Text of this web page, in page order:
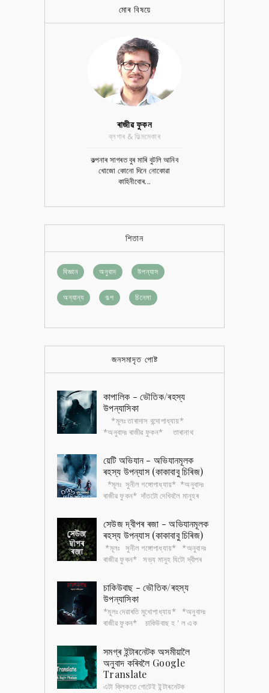
মোৰ বিষয়ে
ৰাজীৱ ফুকন
ব্লগাৰ & ফিল্মমেকাৰ
কল্পনাৰ সাগৰত বুৰ মাৰি বুটলি আনিব
খোজো কোনো দিনে নোকোৱা
কাহিনীবোৰ...
শিতান
বিজ্ঞান অনুবাদ উপন্যাস
অন্যান্য গল্প চিনেমা
জনসমাদৃত পোষ্ট
কাপালিক - ভৌতিক/ৰহস্য
উপন্যাসিকা
*মূলঃ তাৰাদাস বন্দোপাধ্যায়*
*অনুবাদঃ ৰাজীৱ ফুকন* তাৰানাথ
চৰিত্ৰ। এই চৰিত্ৰটোৰ ওপৰত এখন ভৌতিক...
য়েটি অভিযান - অভিযানমূলক
ৰহস্য উপন্যাস (কাকাবাবু চিৰিজ)
*মূলঃ সুনীল গঙ্গোপাধ্যায়* *অনুবাদঃ
ৰাজীৱ ফুকন* দাঁতটো দেখিবলৈ মানুহৰ
ডাঙৰ। খুৰাদেউৰ মতে সেই দাঁতৰ গ...সেউজ দ্বীপৰ ৰজা - অভিযানমূলক
ৰহস্য উপন্যাস (কাকাবাবু চিৰিজ)
*মূলঃ সুনীল গঙ্গোপাধ্যায়* *অনুবাদঃ
ৰাজীৱ ফুকন* সভ্য মানুহ যিটো দ্বীপৰ
আদিবাসীৰ ভয়ত৷ সেই দ্বীপ...চাকিউবাছ - ভৌতিক/ৰহস্য
উপন্যাসিকা
*মূলঃ দেৱাৰতি মুখোপাধ্যায়* *অনুবাদঃ
ৰাজীৱ ফুকন* চাকিউবাছ হ ' ল এক
ওপৰত যৌন নিৰ্যাতন চলায়৷ সেই চ...সমগ্ৰ ইন্টাৰনেটক অসমীয়ালৈ
অনুবাদ কৰিবলৈ Google
Translate
এটা ক্লিকতে গোটেই ইন্টাৰনেটক